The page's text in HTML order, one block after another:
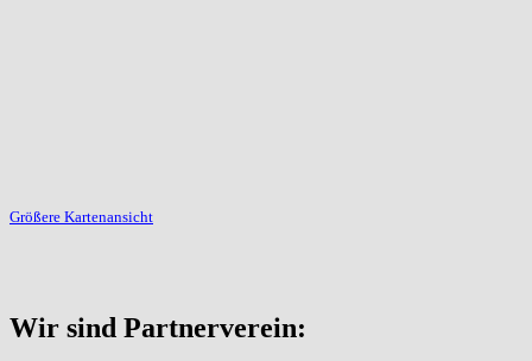
Größere Kartenansicht
Wir sind Partnerverein: